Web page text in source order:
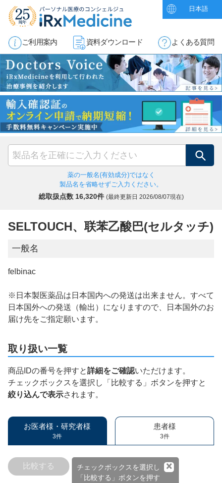
日本語
ご利用案内 資料ダウンロード よくある質問
検索
薬の一般名(有効成分)ではなく
製品名を省略せずご入力ください。
総取扱点数 16,320件 (最終更新日 2026/08/07現在)
SELTOUCH、联苯乙酸巴(セルタッチ)
一般名
felbinac
※日本製医薬品は日本国内への発送は出来ません。すべて
日本国外への発送（輸出）になりますので、日本国外のお
届け先をご指定願います。
取り扱い一覧
商品IDの番号を押すと詳細をご確認いただけます。
チェックボックスを選択し「比較する」ボタンを押すと
絞り込んで表示されます。
お医者様・研究者様
3件
患者様
3件
チェックボックスを選択し
「比較する」ボタンを押す
×
比較する